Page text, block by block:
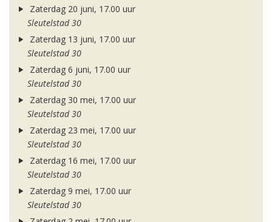
Zaterdag 20 juni, 17.00 uur
Sleutelstad 30
Zaterdag 13 juni, 17.00 uur
Sleutelstad 30
Zaterdag 6 juni, 17.00 uur
Sleutelstad 30
Zaterdag 30 mei, 17.00 uur
Sleutelstad 30
Zaterdag 23 mei, 17.00 uur
Sleutelstad 30
Zaterdag 16 mei, 17.00 uur
Sleutelstad 30
Zaterdag 9 mei, 17.00 uur
Sleutelstad 30